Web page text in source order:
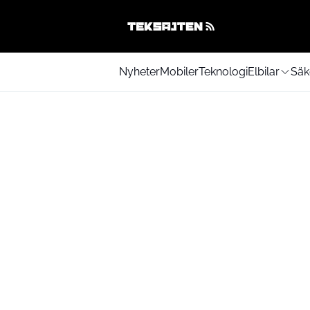
NyheterMobilerTeknologiElbilar